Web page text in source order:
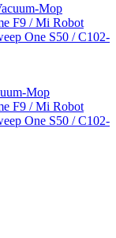
Mop
F9 / Mi Robot
One S50 / C102-